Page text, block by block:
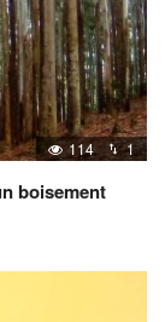
114 1
boisement